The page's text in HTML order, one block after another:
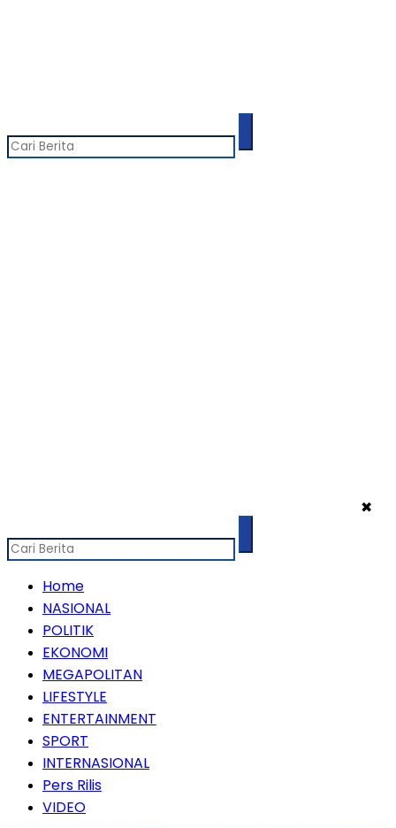
✖
Home
NASIONAL
POLITIK
EKONOMI
MEGAPOLITAN
LIFESTYLE
ENTERTAINMENT
SPORT
INTERNASIONAL
Pers Rilis
VIDEO